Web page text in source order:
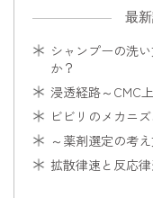
最
シャンプーの洗
か？
浸透経路～CMC
ビビリのメカニズ
～薬剤選定の考え
拡散律速と反応